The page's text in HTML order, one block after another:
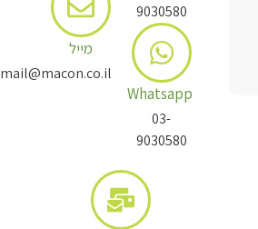
9030580
Whatsapp
03-
9030580
מייל
mail@macon.co.il